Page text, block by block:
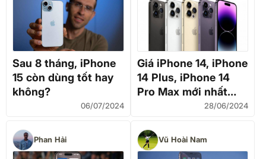
Sau 8 tháng, iPhone
15 còn dùng tốt hay
không?
06/07/2024
Giá iPhone 14, iPhone
14 Plus, iPhone 14
Pro Max mới nhất
đang giảm giá mạnh
loại chỉ còn hàng cũ
28/06/2024
Phan Hải Vũ Hoài Nam